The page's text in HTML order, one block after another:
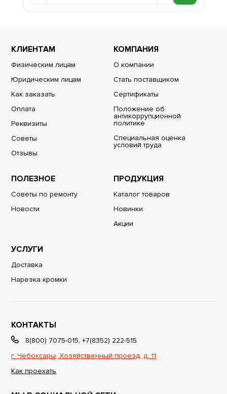
КЛИЕНТАМ
Физическим лицам
Юридическим лицам
Как заказать
Оплата
Реквизиты
Советы
Отзывы
КОМПАНИЯ
О компании
Стать поставщиком
Сертификаты
Положение об
антикоррупционной
политике
Специальная оценка
условий труда
ПОЛЕЗНОЕ
Советы по ремонту
Новости
ПРОДУКЦИЯ
Каталог товаров
Новинки
Акции
УСЛУГИ
Доставка
Нарезка кромки
КОНТАКТЫ
8(800) 7075-015,+7(8352) 222-515
г. Чебоксары, Хозяйственный проезд, д. 11
Как проехать